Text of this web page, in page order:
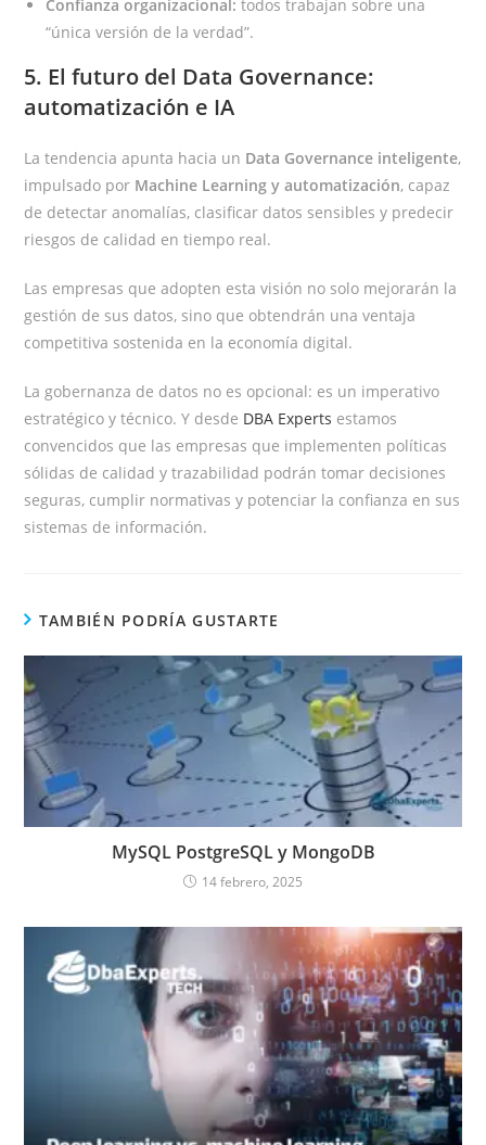
Confianza organizacional: todos trabajan sobre una
“única versión de la verdad”.
5. El futuro del Data Governance:
automatización e IA
La tendencia apunta hacia un Data Governance inteligente,
impulsado por Machine Learning y automatización, capaz
de detectar anomalías, clasificar datos sensibles y predecir
riesgos de calidad en tiempo real.
Las empresas que adopten esta visión no solo mejorarán la
gestión de sus datos, sino que obtendrán una ventaja
competitiva sostenida en la economía digital.
La gobernanza de datos no es opcional: es un imperativo
estratégico y técnico. Y desde DBA Experts estamos
convencidos que las empresas que implementen políticas
sólidas de calidad y trazabilidad podrán tomar decisiones
seguras, cumplir normativas y potenciar la confianza en sus
sistemas de información.
TAMBIÉN PODRÍA GUSTARTE
MySQL PostgreSQL y MongoDB
14 febrero, 2025